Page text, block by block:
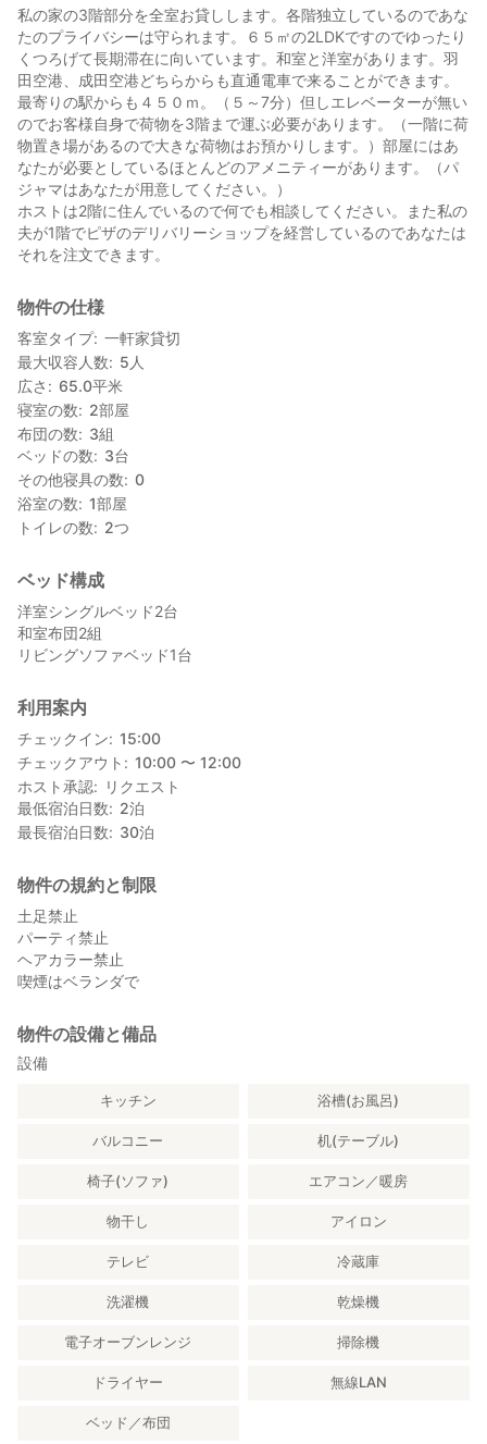
私の家の3階部分を全室お貸しします。各階独立しているのであな
たのプライバシーは守られます。６５㎡の2LDKですのでゆったり
くつろげて長期滞在に向いています。和室と洋室があります。羽
田空港、成田空港どちらからも直通電車で来ることができます。
最寄りの駅からも４５０ｍ。（５～7分）但しエレベーターが無い
のでお客様自身で荷物を3階まで運ぶ必要があります。（一階に荷
物置き場があるので大きな荷物はお預かりします。）部屋にはあ
なたが必要としているほとんどのアメニティーがあります。（パ
ジャマはあなたが用意してください。）
ホストは2階に住んでいるので何でも相談してください。また私の
夫が1階でピザのデリバリーショップを経営しているのであなたは
それを注文できます。
物件の仕様
客室タイプ 一軒家貸切
最大収容人数
5 人
広さ
65.0平米
寝室の数
2部屋
布団の数
3組
ベッドの数
3台
その他寝具の数
0
浴室の数
1部屋
トイレの数
2つ
ベッド構成
洋室シングルベッド2台
和室布団2組
リビングソファベッド1台
利用案内
チェックイン
15:00
チェックアウト
10:00 〜 12:00
ホスト承認
リクエスト
最低宿泊日数
2泊
最長宿泊日数
30泊
物件の規約と制限
土足禁止
パーティ禁止
ヘアカラー禁止
喫煙はベランダで
物件の設備と備品
設備
キッチン 浴槽(お風呂)
バルコニー 机(テーブル)
椅子(ソファ) エアコン／暖房
物干し アイロン
テレビ 冷蔵庫
洗濯機 乾燥機
電子オーブンレンジ 掃除機
ドライヤー 無線LAN
ベッド／布団